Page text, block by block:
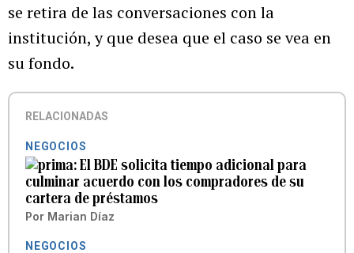
se retira de las conversaciones con la
institución, y que desea que el caso se vea en
su fondo.
RELACIONADAS
NEGOCIOS
El BDE solicita tiempo adicional para
culminar acuerdo con los compradores de su
cartera de préstamos
Por Marian Díaz
NEGOCIOS